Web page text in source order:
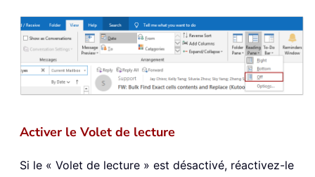
Activer le Volet de lecture
Si le « Volet de lecture » est désactivé, réactivez-le